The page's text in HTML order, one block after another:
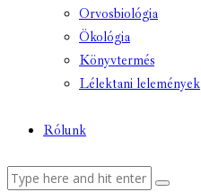
Orvosbiológia
Ökológia
Könyvtermés
Lélektani lelemények
Rólunk